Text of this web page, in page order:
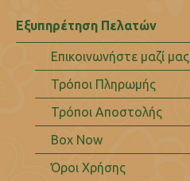
Εξυπηρέτηση Πελατών
Επικοινωνήστε μαζί μας
Τρόποι Πληρωμής
Τρόποι Αποστολής
Box Now
Όροι Χρήσης